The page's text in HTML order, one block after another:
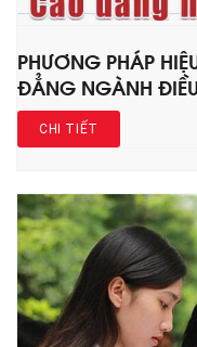
PHƯƠNG PHÁP
ĐẲNG NGÀNH
CHI TIẾT